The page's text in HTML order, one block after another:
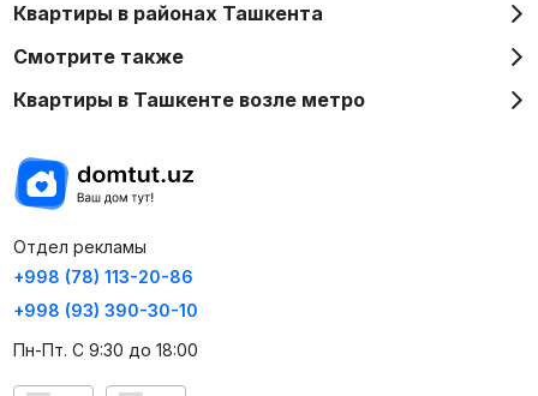
Квартиры в районах Ташкента
Смотрите также
Квартиры в Ташкенте возле метро
Отдел рекламы
+998 (78) 113-20-86
+998 (93) 390-30-10
Пн-Пт. С 9:30 до 18:00